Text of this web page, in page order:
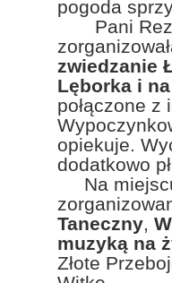
pogoda
Pani
zwiedzanie
Lęborka i
połączone z
opiekuje.
dodatkowo
Na
Taneczny,
muzyką na
Złote